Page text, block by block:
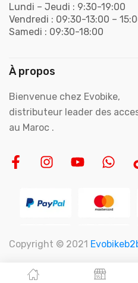
Lundi – Jeudi : 9:30-19:00
Vendredi : 09:30-13:00 –
Samedi : 09:30-18:00
À propos
Bienvenue chez Evobike,
distributeur leader des
au Maroc .
Copyright © 2021